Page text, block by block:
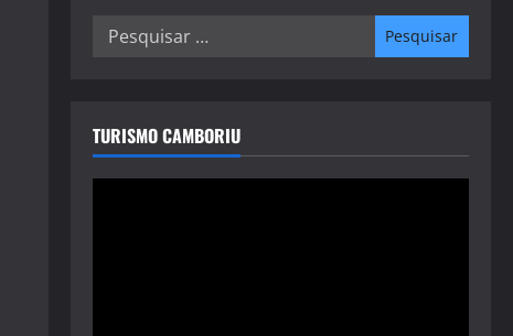
Pesquisar
TURISMO CAMBORIU